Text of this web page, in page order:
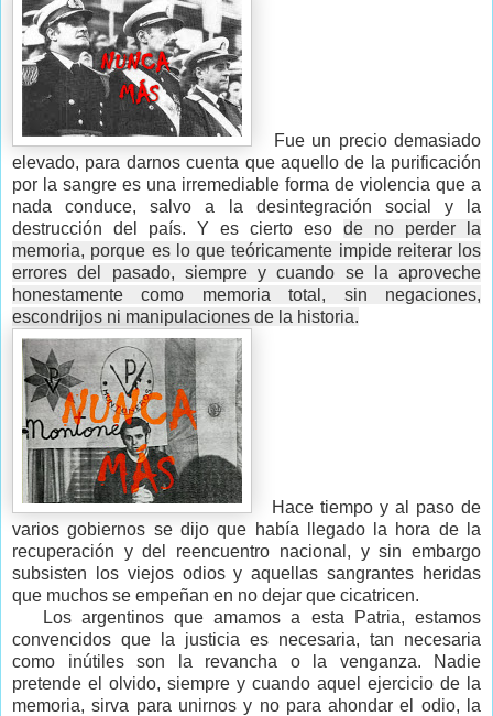
Fue un precio demasiado
elevado, para darnos cuenta que aquello de la purificación
por la sangre es una irremediable forma de violencia que a
nada conduce, salvo a la desintegración social y la
destrucción del país. Y es cierto eso de no perder la
memoria, porque es lo que teóricamente impide reiterar los
errores del pasado, siempre y cuando se la aproveche
honestamente como memoria total, sin negaciones,
escondrijos ni manipulaciones de la historia.
Hace tiempo y al paso de
varios gobiernos se dijo que había llegado la hora de la
recuperación y del reencuentro nacional, y sin embargo
subsisten los viejos odios y aquellas sangrantes heridas
que muchos se empeñan en no dejar que cicatricen.
Los argentinos que amamos a esta Patria, estamos
convencidos que la justicia es necesaria, tan necesaria
como inútiles son la revancha o la venganza. Nadie
pretende el olvido, siempre y cuando aquel ejercicio de la
memoria, sirva para unirnos y no para ahondar el odio, la